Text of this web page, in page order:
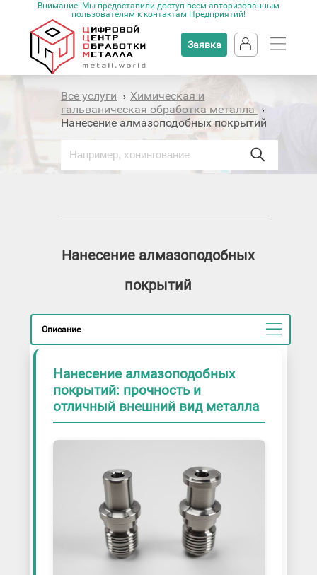
Внимание! Мы предоставили доступ всем авторизованным
пользователям к контактам Предприятий!
Заявка
Все услуги ›Химическая и
гальваническая обработка металла ›
Нанесение алмазоподобных покрытий
Нанесение алмазоподобных
покрытий
Описание
Нанесение алмазоподобных
покрытий: прочность и
отличный внешний вид металла